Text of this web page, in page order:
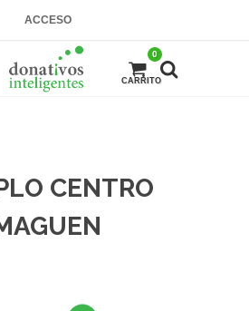
ACCESO
0
CARRITO
CENTRO